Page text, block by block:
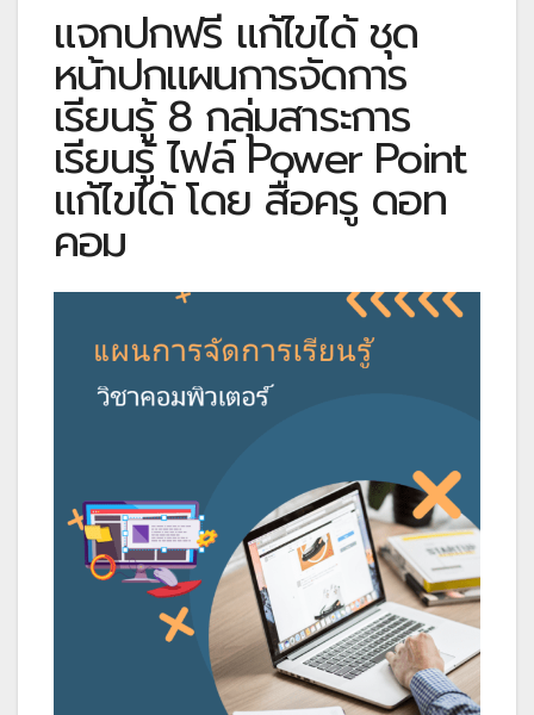
แจกปกฟรี แก้ไขได้ ชุด
หน้าปกแผนการจัดการ
เรียนรู้ 8 กลุ่มสาระการ
เรียนรู้ ไฟล์ Power Point
แก้ไขได้ โดย สื่อครู ดอท
คอม